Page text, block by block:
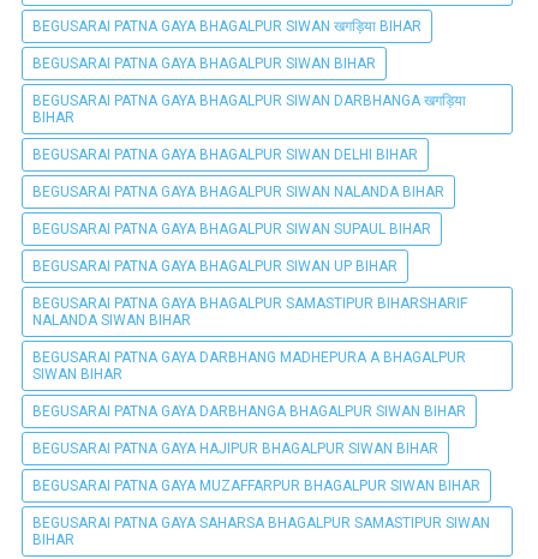
BEGUSARAI PATNA GAYA BHAGALPUR SIWAN खगड़िया BIHAR
BEGUSARAI PATNA GAYA BHAGALPUR SIWAN BIHAR
BEGUSARAI PATNA GAYA BHAGALPUR SIWAN DARBHANGA खगड़िया
BIHAR
BEGUSARAI PATNA GAYA BHAGALPUR SIWAN DELHI BIHAR
BEGUSARAI PATNA GAYA BHAGALPUR SIWAN NALANDA BIHAR
BEGUSARAI PATNA GAYA BHAGALPUR SIWAN SUPAUL BIHAR
BEGUSARAI PATNA GAYA BHAGALPUR SIWAN UP BIHAR
BEGUSARAI PATNA GAYA BHAGALPUR SAMASTIPUR BIHARSHARIF
NALANDA SIWAN BIHAR
BEGUSARAI PATNA GAYA DARBHANG MADHEPURA A BHAGALPUR
SIWAN BIHAR
BEGUSARAI PATNA GAYA DARBHANGA BHAGALPUR SIWAN BIHAR
BEGUSARAI PATNA GAYA HAJIPUR BHAGALPUR SIWAN BIHAR
BEGUSARAI PATNA GAYA MUZAFFARPUR BHAGALPUR SIWAN BIHAR
BEGUSARAI PATNA GAYA SAHARSA BHAGALPUR SAMASTIPUR SIWAN
BIHAR